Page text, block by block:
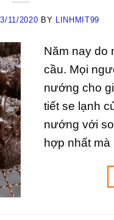
11/2020 BY LINHMIT99
Năm nay do
cầu. Mọi
nướng cho
tiết se lạnh
nướng với
hợp nhất